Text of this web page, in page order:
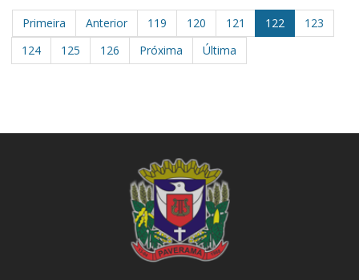
Primeira Anterior 119 120 121 122
123
124
125 126 Próxima Última